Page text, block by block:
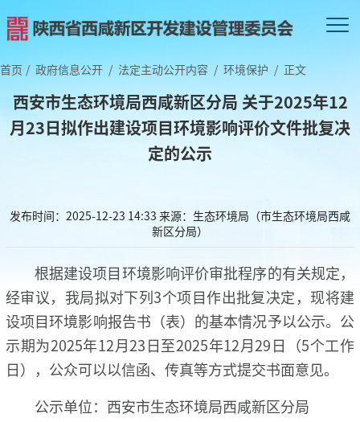
首页 / 政府信息公开 / 法定主动公开内容 / 环境保护 / 正文
西安市生态环境局西咸新区分局 关于2025年12
月23日拟作出建设项目环境影响评价文件批复决
定的公示
发布时间：2025-12-23 14:33 来源：生态环境局（市生态环境局西咸
新区分局）
根据建设项目环境影响评价审批程序的有关规定，
经审议，我局拟对下列3个项目作出批复决定，现将建
设项目环境影响报告书（表）的基本情况予以公示。公
示期为2025年12月23日至2025年12月29日（5个工作
日），公众可以以信函、传真等方式提交书面意见。
公示单位：西安市生态环境局西咸新区分局